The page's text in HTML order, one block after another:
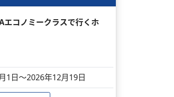
コノミークラスで行くホ
1日～2026年12月19日